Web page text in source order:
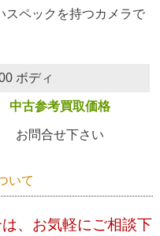
スペックを持つカメラで
ボディ
中古参考買取価格
お問合せ下さい
いて
、お気軽にご相談下